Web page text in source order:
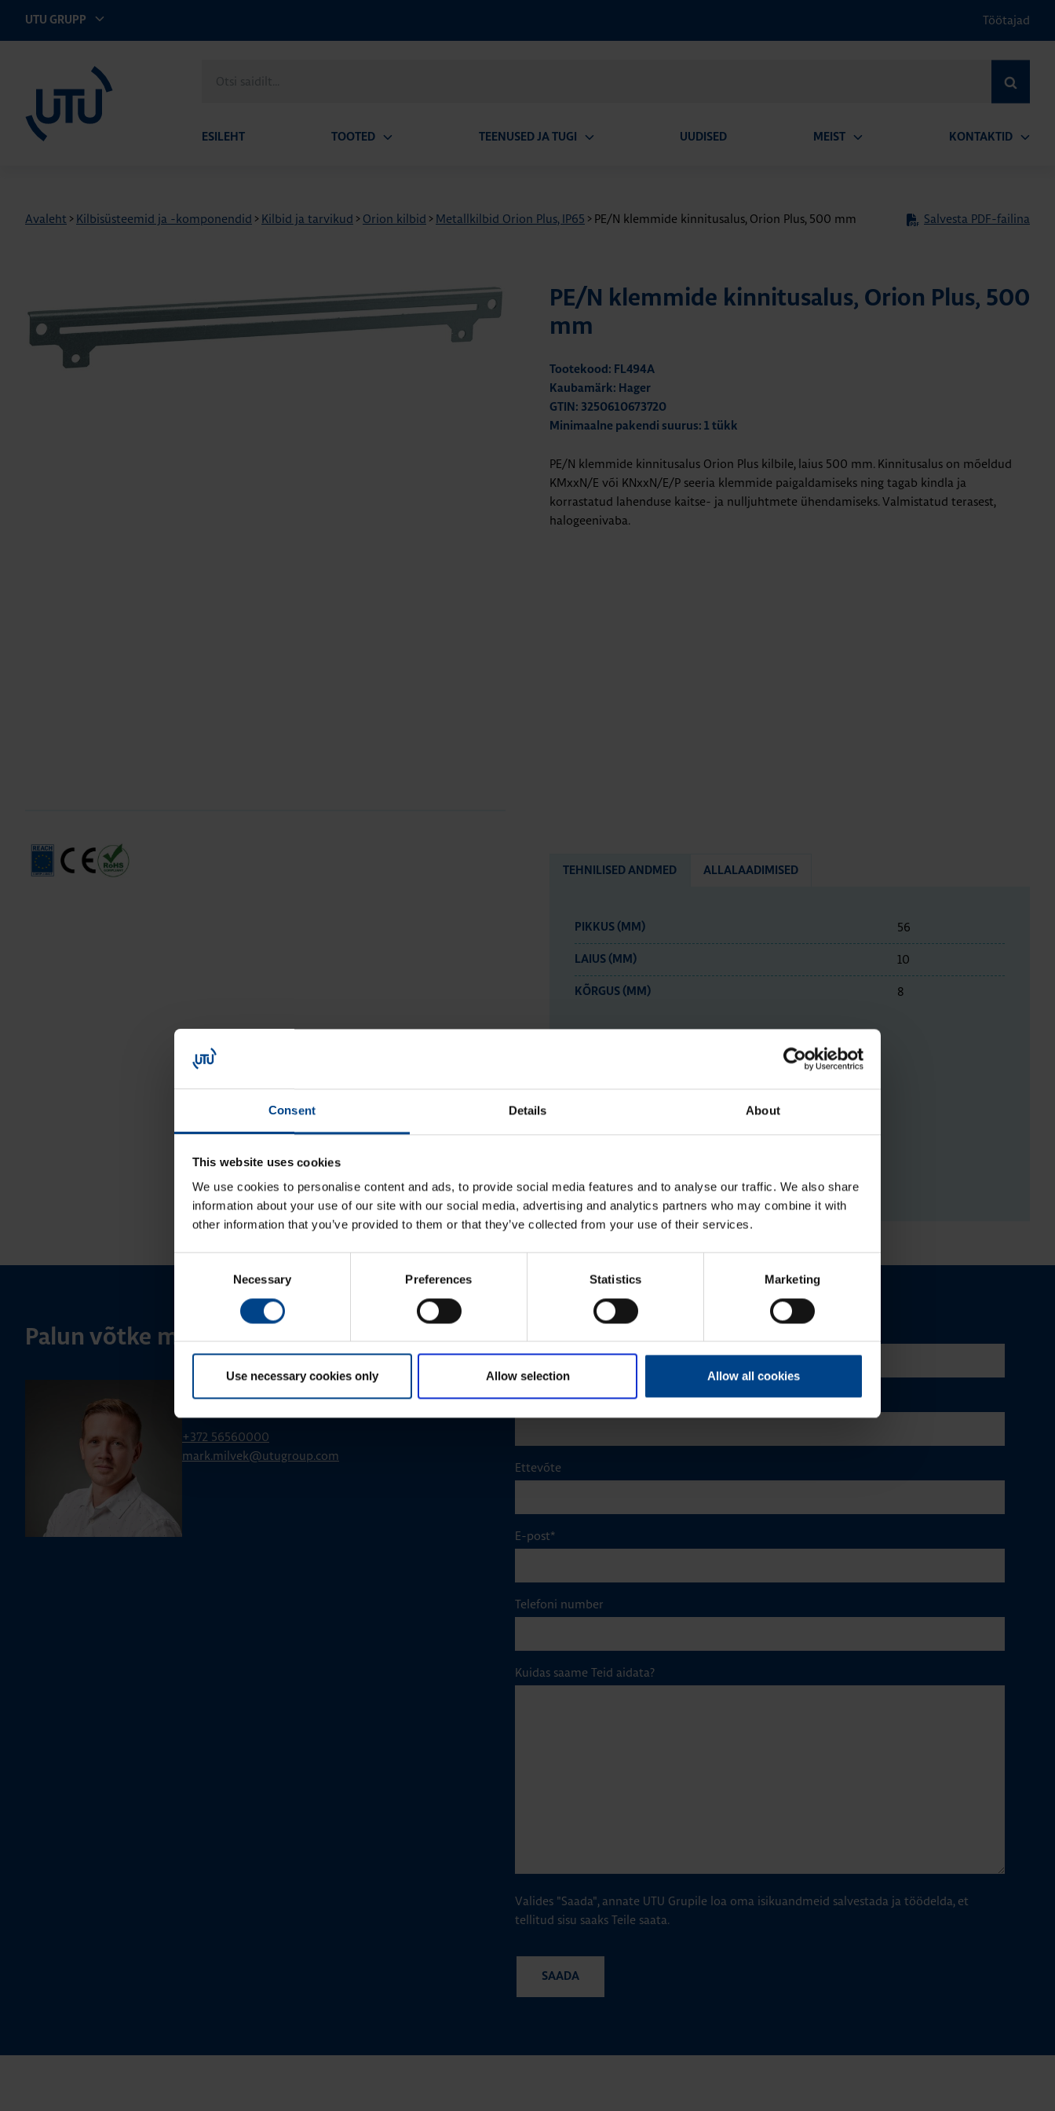
Consent Details About
This website uses cookies
We use cookies to personalise content and ads, to provide social media features and to analyse our traffic. We also share
information about your use of our site with our social media, advertising and analytics partners who may combine it with
other information that you’ve provided to them or that they’ve collected from your use of their services.
Necessary Preferences Statistics Marketing
Use necessary cookies only Allow selection Allow all cookies
UTU GRUPP Töötajad
saidilt
ESILEHT TOOTED TEENUSED JA TUGI UUDISED MEIST KONTAKTID
Avaleht > Kilbisüsteemid ja -komponendid > Kilbid ja tarvikud > Orion kilbid > Metallkilbid Orion Plus, IP65 > PE/N klemmide kinnitusalus, Orion Plus, 500 mm Salvesta PDF-failina
PE/N klemmide kinnitusalus, Orion Plus, 500
mm
Tootekood: FL494A
Kaubamärk: Hager
GTIN: 3250610673720
Minimaalne pakendi suurus: 1 tükk
PE/N klemmide kinnitusalus Orion Plus kilbile, laius 500 mm. Kinnitusalus on mõeldud
KMxxN/E või KNxxN/E/P seeria klemmide paigaldamiseks ning tagab kindla ja
korrastatud lahenduse kaitse- ja nulljuhtmete ühendamiseks. Valmistatud terasest,
halogeenivaba.
TEHNILISED ANDMED ALLALAADIMISED
PIKKUS (MM) 56
LAIUS (MM) 10
KÕRGUS (MM) 8
Palun võtke meiega ühendust
+372 56560000
mark.milvek@utugroup.com
Perekonnanimi*
Ettevõte
E-post*
Telefoni number
Kuidas saame Teid aidata?
Valides "Saada", annate UTU Grupile loa oma isikuandmeid salvestada ja töödelda, et
tellitud sisu saaks Teile saata.